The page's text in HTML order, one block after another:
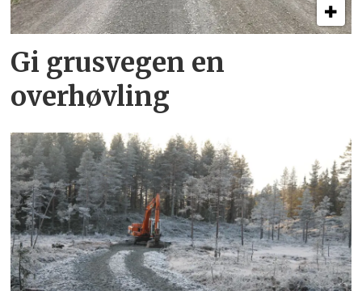
Gi grusvegen en
overhøvling